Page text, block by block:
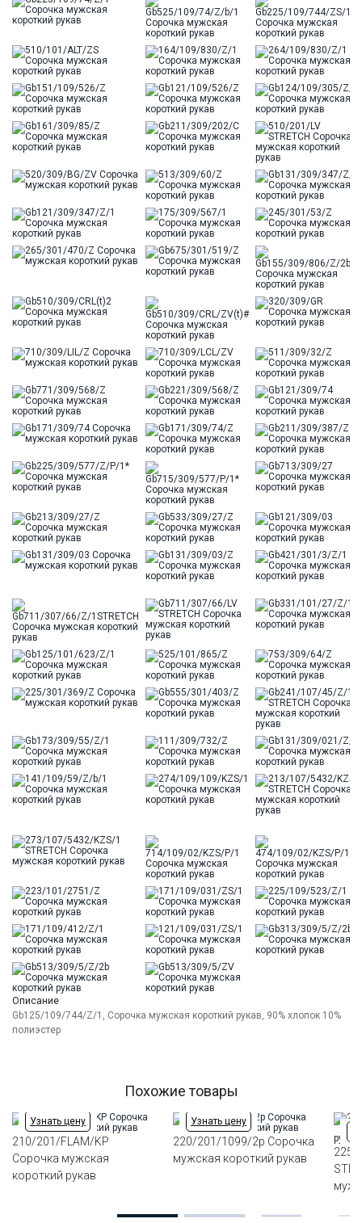
Описание
Gb125/109/744/Z/1, Сорочка мужская короткий рукав, 90% хлопок 10%
полиэстер
Похожие товары
Узнать цену
210/201/FLAM/KP
Сорочка мужская
короткий рукав
Узнать цену
220/201/1099/2p Сорочка
мужская короткий рукав
225/